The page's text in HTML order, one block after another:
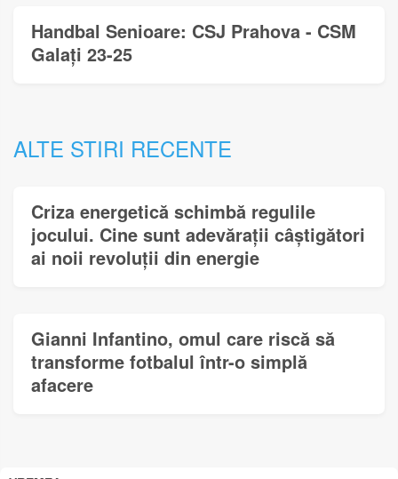
Handbal Senioare: CSJ Prahova - CSM
Galați 23-25
ALTE STIRI RECENTE
Criza energetică schimbă regulile
jocului. Cine sunt adevărații câștigători
ai noii revoluții din energie
Gianni Infantino, omul care riscă să
transforme fotbalul într-o simplă
afacere